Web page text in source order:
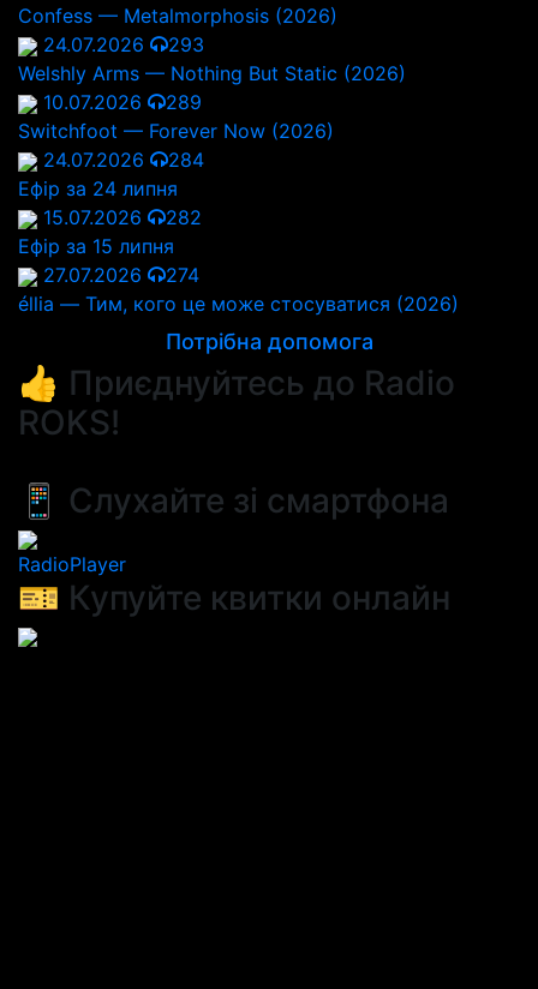
Confess — Metalmorphosis (2026)
24.07.2026
293
Welshly Arms — Nothing But Static (2026)
10.07.2026
289
Switchfoot — Forever Now (2026)
24.07.2026
284
Ефір за 24 липня
15.07.2026
282
Ефір за 15 липня
27.07.2026
274
éllia — Тим, кого це може стосуватися (2026)
Потрібна допомога
👍 Приєднуйтесь до Radio
ROKS!
📱 Слухайте зі смартфона
RadioPlayer
🎫 Купуйте квитки онлайн